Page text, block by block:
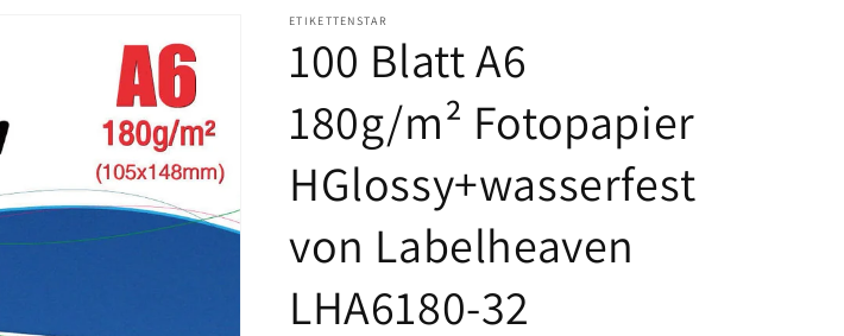
R
e
g
i
o
n
ETIKETTENSTAR
100 Blatt A6
180g/m² Fotopapier
HGlossy+wasserfest
von Labelheaven
LHA6180-32